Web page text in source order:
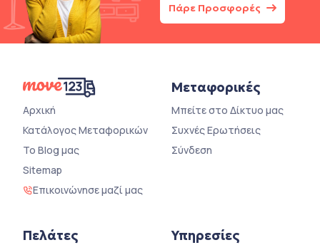
Πάρε Προσφορές
Αρχική
Κατάλογος Μεταφορικών
Το Blog μας
Sitemap
Επικοινώνησε μαζί μας
Μεταφορικές
Μπείτε στο Δίκτυο μας
Συχνές Ερωτήσεις
Σύνδεση
Πελάτες Υπηρεσίες